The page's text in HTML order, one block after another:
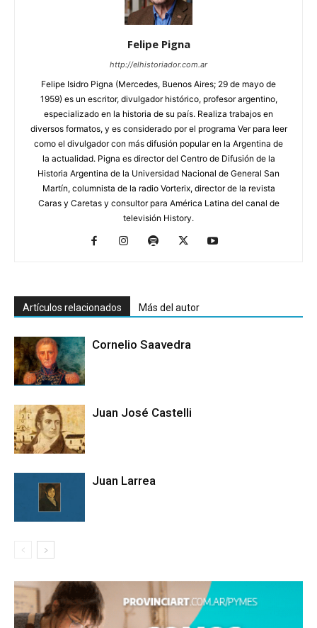
Felipe Pigna
http://elhistoriador.com.ar
Felipe Isidro Pigna (Mercedes, Buenos Aires; 29 de mayo de
1959) es un escritor, divulgador histórico, profesor argentino,
especializado en la historia de su país. Realiza trabajos en
diversos formatos, y es considerado por el programa Ver para leer
como el divulgador con más difusión popular en la Argentina de
la actualidad. Pigna es director del Centro de Difusión de la
Historia Argentina de la Universidad Nacional de General San
Martín, columnista de la radio Vorterix, director de la revista
Caras y Caretas y consultor para América Latina del canal de
televisión History.
Artículos relacionados Más del autor
Cornelio Saavedra
Juan José Castelli
Juan Larrea